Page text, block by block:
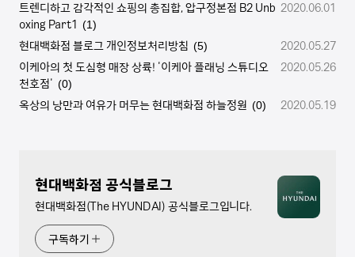
트렌디하고 감각적인 쇼핑의 총집합, 압구정본점 B2 Unb
oxing Part1 (1)
2020.06.01
현대백화점 블로그 개인정보처리방침 (5)
2020.05.27
이케아의 첫 도심형 매장 상륙! '이케아 플래닝 스튜디오
천호점' (0)
2020.05.26
옥상의 낭만과 여유가 머무는 현대백화점 하늘정원 (0) 2020.05.19
현대백화점 공식블로그
현대백화점(The HYUNDAI) 공식블로그입니다.
구독하기